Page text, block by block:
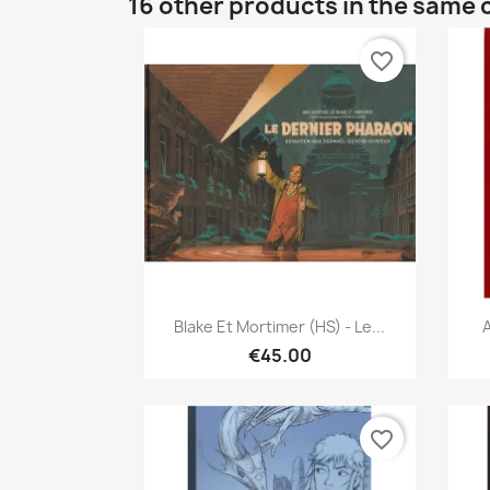
Quick view
Blake Et Mortimer (HS) - Le...
€45.00
favorite_border
favorite_border